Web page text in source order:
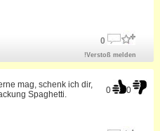
0
!Verstoß melden
0 0
mag, schenk ich dir,
Spaghetti.